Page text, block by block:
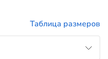
Таблица размеров